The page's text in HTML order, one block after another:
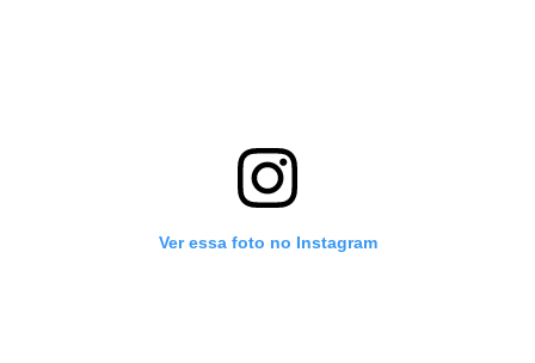
Ver essa foto no Instagram